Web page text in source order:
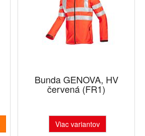
Bunda GENOVA, HV
červená (FR1)
Viac variantov